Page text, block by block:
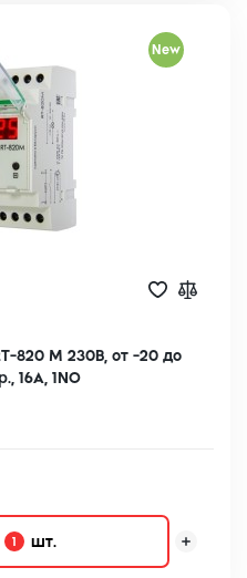
New
820 M 230В, от -20 до
16А, 1NO
1 шт.